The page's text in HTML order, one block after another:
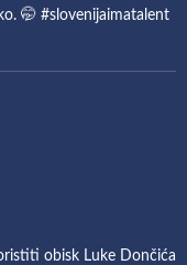
🤭 #slovenijaimatalent
obisk Luke Dončića